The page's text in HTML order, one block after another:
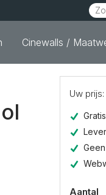
Cinewalls /
Uw prijs:
Aantal